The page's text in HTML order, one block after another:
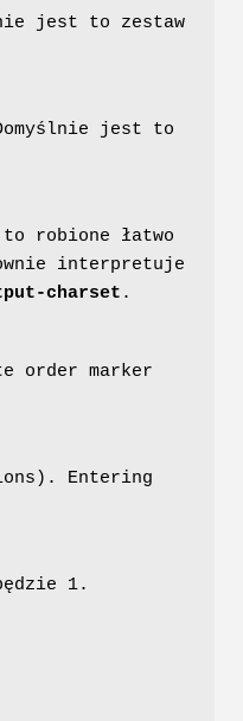
jest to zestaw
jest to
robione łatwo
interpretuje
charset .
order marker
Entering
1.